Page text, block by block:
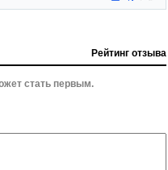
Рейтинг отзыва
стать первым.